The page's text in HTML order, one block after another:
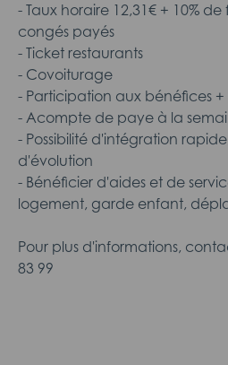
- Taux horaire 12,31€ + 10%
congés payés
- Ticket restaurants
- Covoiturage
- Participation aux bénéfices +
- Acompte de paye à la
- Possibilité d'intégration
d'évolution
- Bénéficier d'aides et de
logement, garde enfant,
Pour plus d'informations,
83 99